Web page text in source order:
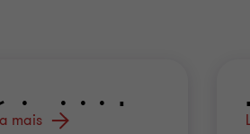
inicial
mais